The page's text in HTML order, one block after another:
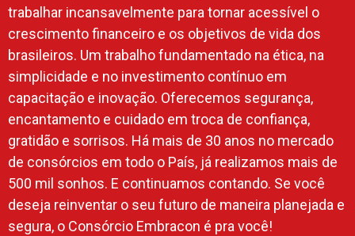
trabalhar incansavelmente para tornar acessível o
crescimento financeiro e os objetivos de vida dos
brasileiros. Um trabalho fundamentado na ética, na
simplicidade e no investimento contínuo em
capacitação e inovação. Oferecemos segurança,
encantamento e cuidado em troca de confiança,
gratidão e sorrisos. Há mais de 30 anos no mercado
de consórcios em todo o País, já realizamos mais de
500 mil sonhos. E continuamos contando. Se você
deseja reinventar o seu futuro de maneira planejada e
segura, o Consórcio Embracon é pra você!